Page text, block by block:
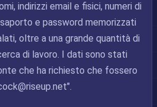
indirizzi email e fisici, numeri di
e password memorizzati
oltre a una grande quantità di
di lavoro. I dati sono stati
che ha richiesto che fossero
".